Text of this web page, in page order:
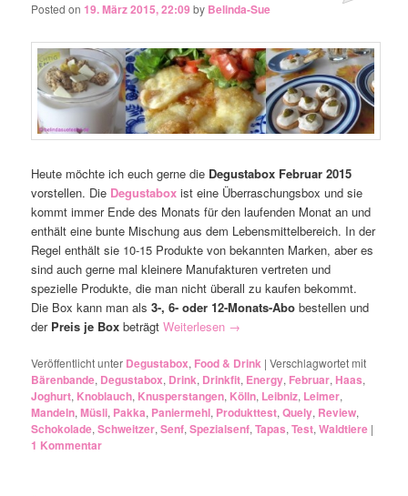
Posted on19. März 2015, 22:09 by Belinda-Sue
Heute möchte ich euch gerne die Degustabox Februar 2015
vorstellen. Die Degustabox ist eine Überraschungsbox und sie
kommt immer Ende des Monats für den laufenden Monat an und
enthält eine bunte Mischung aus dem Lebensmittelbereich. In der
Regel enthält sie 10-15 Produkte von bekannten Marken, aber es
sind auch gerne mal kleinere Manufakturen vertreten und
spezielle Produkte, die man nicht überall zu kaufen bekommt.
Die Box kann man als3-, 6- oder 12-Monats-Abo bestellen und
der Preis je Box beträgtWeiterlesen →
Veröffentlicht unter Degustabox, Food & Drink |Verschlagwortet mit
Bärenbande, Degustabox, Drink, Drinkfit, Energy, Februar,Haas,
Joghurt, Knoblauch, Knusperstangen, Kölln, Leibniz, Leimer,
Mandeln,Müsli, Pakka, Paniermehl, Produkttest,Quely, Review,
Schokolade,Schweitzer,Senf,Spezialsenf,Tapas,Test,Waldtiere |
1 Kommentar